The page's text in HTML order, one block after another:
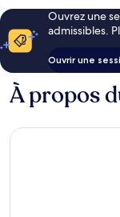
Ouvrez une
admissibles.
Ouvrir une
À propos